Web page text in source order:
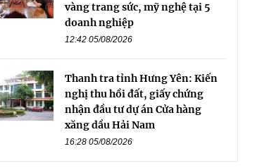
vàng trang sức, mỹ nghệ tại 5
doanh nghiệp
12:42 05/08/2026
Thanh tra tỉnh Hưng Yên: Kiến
nghị thu hồi đất, giấy chứng
nhận đầu tư dự án Cửa hàng
xăng dầu Hải Nam
16:28 05/08/2026